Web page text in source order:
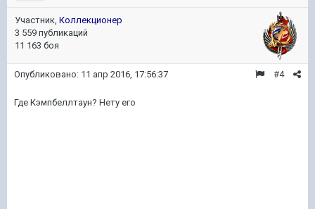
Участник, Коллекционер
3 559 публикаций
11 163 боя
#4
Опубликовано: 11 апр 2016, 17:56:37
Где Кэмпбеллтаун? Нету его